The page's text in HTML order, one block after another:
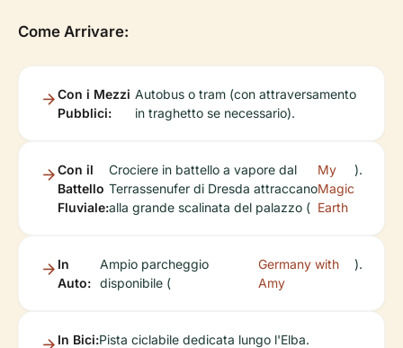
Come Arrivare:
Con i Mezzi
Pubblici:
Autobus o tram (con attraversamento
in traghetto se necessario).
Con il
Battello
Fluviale:
Crociere in battello a vapore dal
Terrassenufer di Dresda attraccano
alla grande scalinata del palazzo (
My
Magic
Earth
).
In
Auto:
Ampio parcheggio
disponibile (
Germany with
Amy
).
In Bici:Pista ciclabile dedicata lungo l'Elba.